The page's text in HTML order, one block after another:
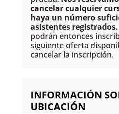
cancelar cualquier
haya un número
asistentes registrados.
podrán entonces
siguiente oferta
cancelar la inscripción.
INFORMACIÓN
UBICACIÓN